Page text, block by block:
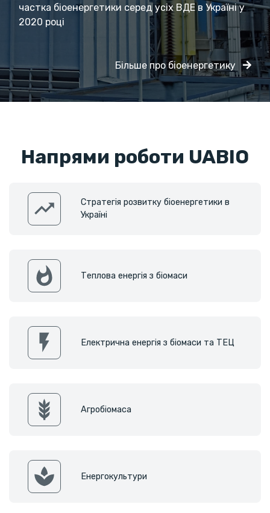
частка біоенергетики серед усіх ВДЕ в Україні у
2020 році
Більше про біоенергетику
Напрями роботи UABIO
Стратегія розвитку біоенергетики в
Україні
Теплова енергія з біомаси
Електрична енергія з біомаси та ТЕЦ
Агробіомаса
Енергокультури